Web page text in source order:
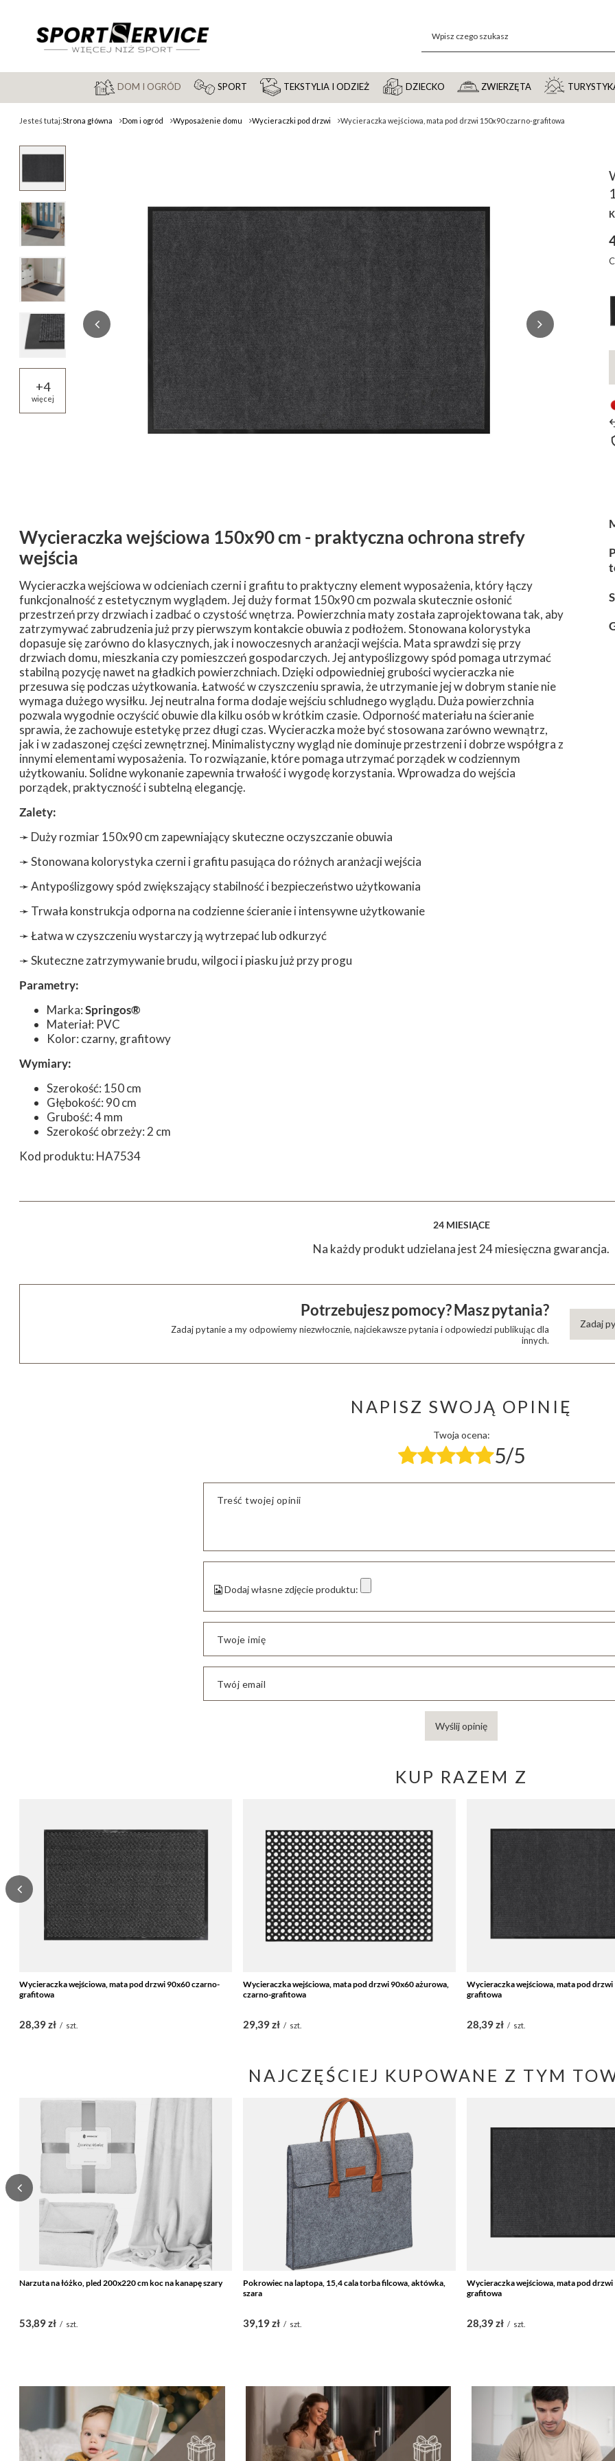
DOM I OGRÓD SPORT TEKSTYLIA I ODZIEŻ DZIECKO ZWIERZĘTA
Jesteś tutaj:Strona główna Dom i ogród Wyposażenie domu Wycieraczki pod drzwi Wycieraczka wejściowa, mata pod drzwi 150x90 czarno-grafitowa
+4
więcej
Wycieraczka wejściowa 150x90 cm - praktyczna ochrona strefy
wejścia
Wycieraczka wejściowa w odcieniach czerni i grafitu to praktyczny element wyposażenia, który łączy
funkcjonalność z estetycznym wyglądem. Jej duży format 150x90 cm pozwala skutecznie osłonić
przestrzeń przy drzwiach i zadbać o czystość wnętrza. Powierzchnia maty została zaprojektowana tak, aby
zatrzymywać zabrudzenia już przy pierwszym kontakcie obuwia z podłożem. Stonowana kolorystyka
dopasuje się zarówno do klasycznych, jak i nowoczesnych aranżacji wejścia. Mata sprawdzi się przy
drzwiach domu, mieszkania czy pomieszczeń gospodarczych. Jej antypoślizgowy spód pomaga utrzymać
stabilną pozycję nawet na gładkich powierzchniach. Dzięki odpowiedniej grubości wycieraczka nie
przesuwa się podczas użytkowania. Łatwość w czyszczeniu sprawia, że utrzymanie jej w dobrym stanie nie
wymaga dużego wysiłku. Jej neutralna forma dodaje wejściu schludnego wyglądu. Duża powierzchnia
pozwala wygodnie oczyścić obuwie dla kilku osób w krótkim czasie. Odporność materiału na ścieranie
sprawia, że zachowuje estetykę przez długi czas. Wycieraczka może być stosowana zarówno wewnątrz,
jak i w zadaszonej części zewnętrznej. Minimalistyczny wygląd nie dominuje przestrzeni i dobrze współgra z
innymi elementami wyposażenia. To rozwiązanie, które pomaga utrzymać porządek w codziennym
użytkowaniu. Solidne wykonanie zapewnia trwałość i wygodę korzystania. Wprowadza do wejścia
porządek, praktyczność i subtelną elegancję.
Zalety:
➛ Duży rozmiar 150x90 cm zapewniający skuteczne oczyszczanie obuwia
➛Stonowana kolorystyka czerni i grafitu pasująca do różnych aranżacji wejścia
➛Antypoślizgowy spód zwiększający stabilność i bezpieczeństwo użytkowania
➛ Trwała konstrukcja odporna na codzienne ścieranie i intensywne użytkowanie
➛Łatwa w czyszczeniu wystarczy ją wytrzepać lub odkurzyć
➛Skuteczne zatrzymywanie brudu, wilgoci i piasku już przy progu
Parametry:
Marka:Springos®
Materiał: PVC
Kolor: czarny, grafitowy
Wymiary:
Szerokość: 150 cm
Głębokość: 90 cm
Grubość: 4 mm
Szerokość obrzeży: 2 cm
Kod produktu: HA7534
24 MIESIĄCE
Na każdy produkt udzielana jest 24 miesięczna gwarancja.
Potrzebujesz pomocy? Masz pytania?
Zadaj pytanie a my odpowiemy niezwłocznie, najciekawsze pytania i odpowiedzi publikując dla
innych.
Zadaj
NAPISZ SWOJĄ OPINIĘ
Twoja ocena:
5/5
Treść twojej opinii
Dodaj własne zdjęcie produktu:
Twoje imię
Twój email
Wyślij opinię
KUP RAZEM Z
Wycieraczka wejściowa, mata pod drzwi 90x60 czarno-
grafitowa
28,39 zł / szt.
Wycieraczka wejściowa, mata pod drzwi 90x60 ażurowa,
czarno-grafitowa
29,39 zł / szt.
Wycieraczka wejściowa, mata pod
grafitowa
28,39 zł / szt.
NAJCZĘŚCIEJ KUPOWANE Z TYM
Narzuta na łóżko, pled 200x220 cm koc na kanapę szary
53,89 zł / szt.
Pokrowiec na laptopa, 15,4 cala torba filcowa, aktówka,
szara
39,19 zł / szt.
Wycieraczka wejściowa, mata pod
grafitowa
28,39 zł / szt.